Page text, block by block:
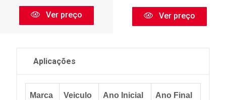
Ver preço Ver preço
Aplicações
Marca Veiculo Ano Inicial Ano Final